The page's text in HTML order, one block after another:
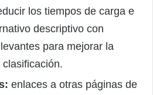
los tiempos de carga e
descriptivo con
para mejorar la
enlaces a otras páginas de